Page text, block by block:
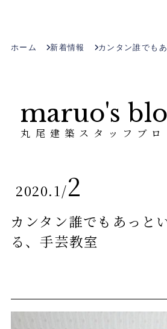
ホーム 新着情報
maruo's
丸尾建築スタッフブロ
2020.1 /2
カンタン誰でもあっと
る、手芸教室